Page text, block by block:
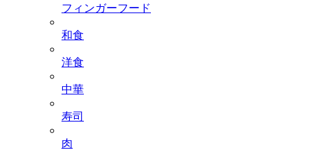
フィンガーフード
和食
洋食
中華
寿司
肉